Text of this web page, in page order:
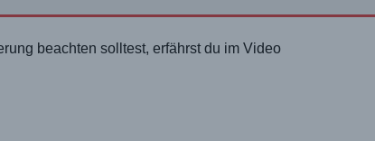
beachten solltest, erfährst du im Video